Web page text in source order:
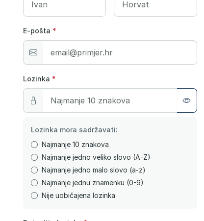
E-pošta *
Lozinka *
Lozinka mora sadržavati:
Najmanje 10 znakova
Najmanje jedno veliko slovo (A-Z)
Najmanje jedno malo slovo (a-z)
Najmanje jednu znamenku (0-9)
Nije uobičajena lozinka